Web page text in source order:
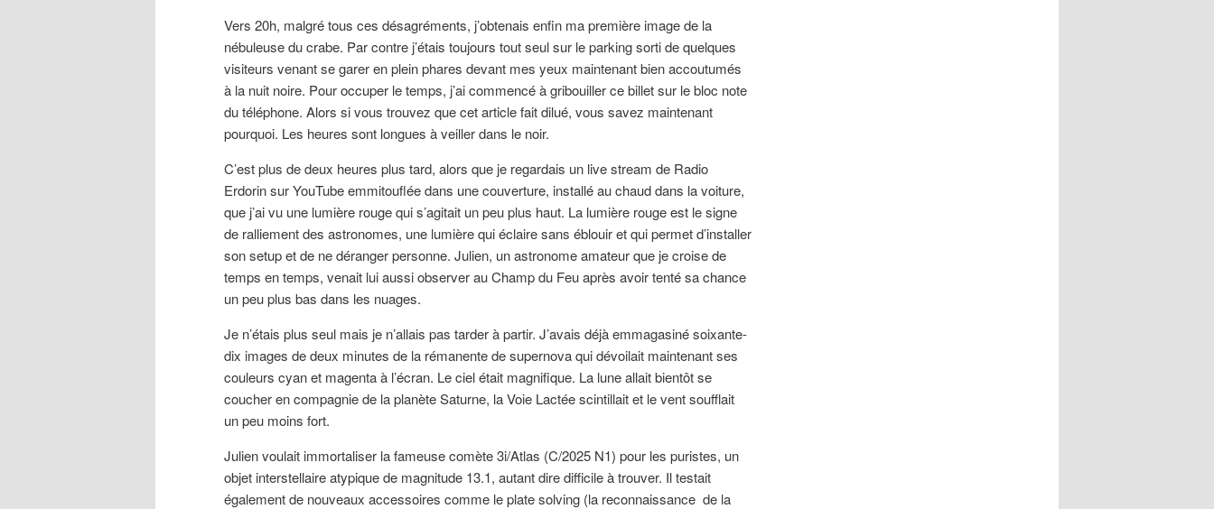
Vers 20h, malgré tous ces désagréments, j’obtenais enfin ma première image de la
nébuleuse du crabe. Par contre j’étais toujours tout seul sur le parking sorti de quelques
visiteurs venant se garer en plein phares devant mes yeux maintenant bien accoutumés
à la nuit noire. Pour occuper le temps, j’ai commencé à gribouiller ce billet sur le bloc note
du téléphone. Alors si vous trouvez que cet article fait dilué, vous savez maintenant
pourquoi. Les heures sont longues à veiller dans le noir.
C’est plus de deux heures plus tard, alors que je regardais un live stream de Radio
Erdorin sur YouTube emmitouflée dans une couverture, installé au chaud dans la voiture,
que j’ai vu une lumière rouge qui s’agitait un peu plus haut. La lumière rouge est le signe
de ralliement des astronomes, une lumière qui éclaire sans éblouir et qui permet d’installer
son setup et de ne déranger personne. Julien, un astronome amateur que je croise de
temps en temps, venait lui aussi observer au Champ du Feu après avoir tenté sa chance
un peu plus bas dans les nuages.
Je n’étais plus seul mais je n’allais pas tarder à partir. J’avais déjà emmagasiné soixante-
dix images de deux minutes de la rémanente de supernova qui dévoilait maintenant ses
couleurs cyan et magenta à l’écran. Le ciel était magnifique. La lune allait bientôt se
coucher en compagnie de la planète Saturne, la Voie Lactée scintillait et le vent soufflait
un peu moins fort.
Julien voulait immortaliser la fameuse comète 3i/Atlas (C/2025 N1) pour les puristes, un
objet interstellaire atypique de magnitude 13.1, autant dire difficile à trouver. Il testait
également de nouveaux accessoires comme le plate solving (la reconnaissance de la